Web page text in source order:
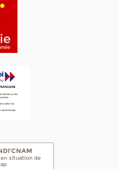
situation de